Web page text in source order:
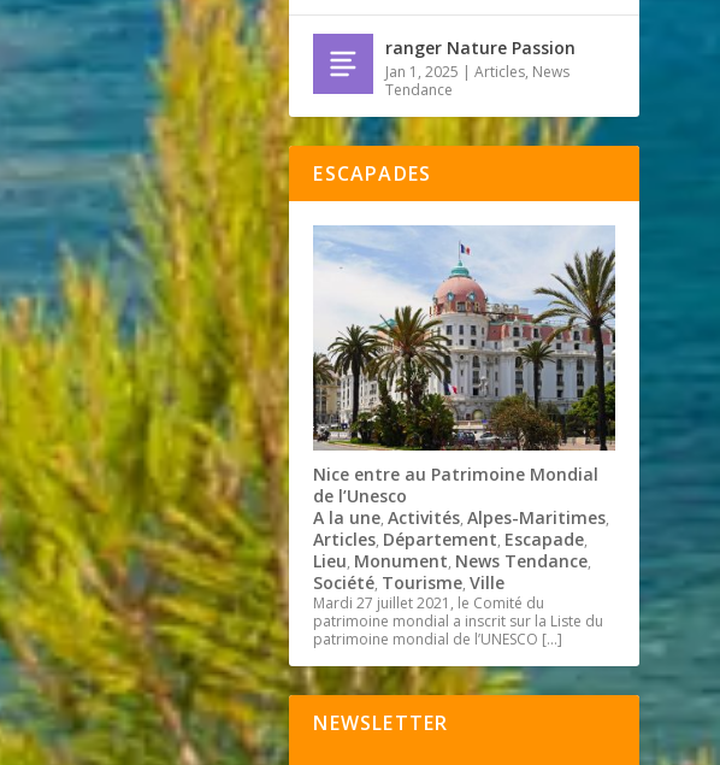
ranger Nature Passion
Jan 1, 2025 |Articles, News
Tendance
ESCAPADES
Nice entre au Patrimoine Mondial
de l’Unesco
A la une,Activités,Alpes-Maritimes,
Articles, Département, Escapade,
Lieu, Monument, News Tendance,
Société, Tourisme,Ville
Mardi 27 juillet 2021, le Comité du
patrimoine mondial a inscrit sur la Liste du
patrimoine mondial de l’UNESCO […]
NEWSLETTER